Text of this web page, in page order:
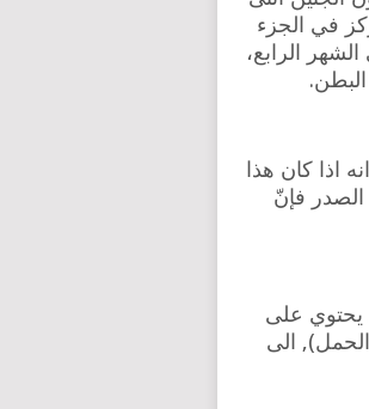
في الجزء
الرابع،
اذا كان هذا
الصدر فإنّ
يحتوي على
البيانات (عمر الأم مضاف اليه 9 اشهر الحمل), الى